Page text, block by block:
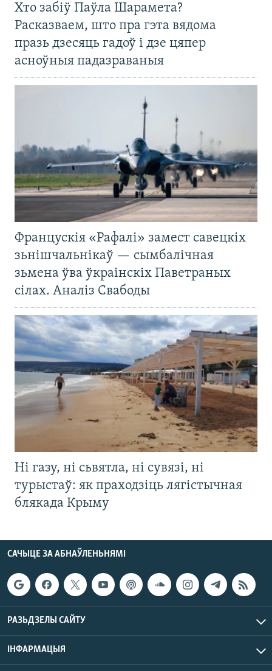
Хто забіў Паўла Шарамета?
Расказваем, што пра гэта вядома
празь дзесяць гадоў і дзе цяпер
асноўныя падазраваныя
Францускія «Рафалі» замест савецкіх
зьнішчальнікаў — сымбалічная
зьмена ўва ўкраінскіх Паветраных
сілах. Аналіз Свабоды
Ні газу, ні сьвятла, ні сувязі, ні
турыстаў: як праходзіць лягістычная
блякада Крыму
САЧЫЦЕ ЗА АБНАЎЛЕНЬНЯМІ
РАЗЬДЗЕЛЫ САЙТУ
ІНФАРМАЦЫЯ